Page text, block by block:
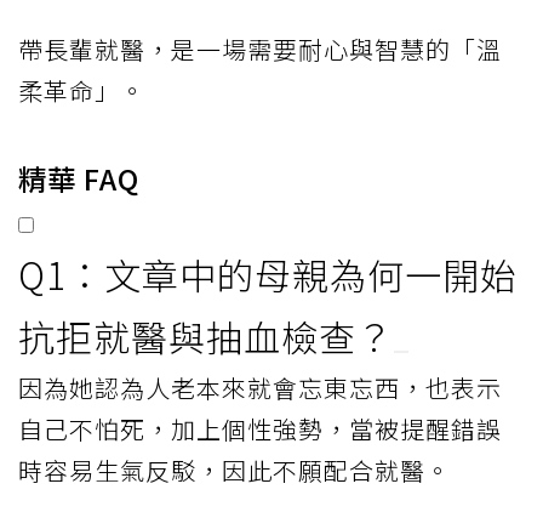
帶長輩就醫，是一場需要耐心與智慧的「溫
柔革命」。
精華 FAQ
Q1：文章中的母親為何一開始
抗拒就醫與抽血檢查？
因為她認為人老本來就會忘東忘西，也表示
自己不怕死，加上個性強勢，當被提醒錯誤
時容易生氣反駁，因此不願配合就醫。